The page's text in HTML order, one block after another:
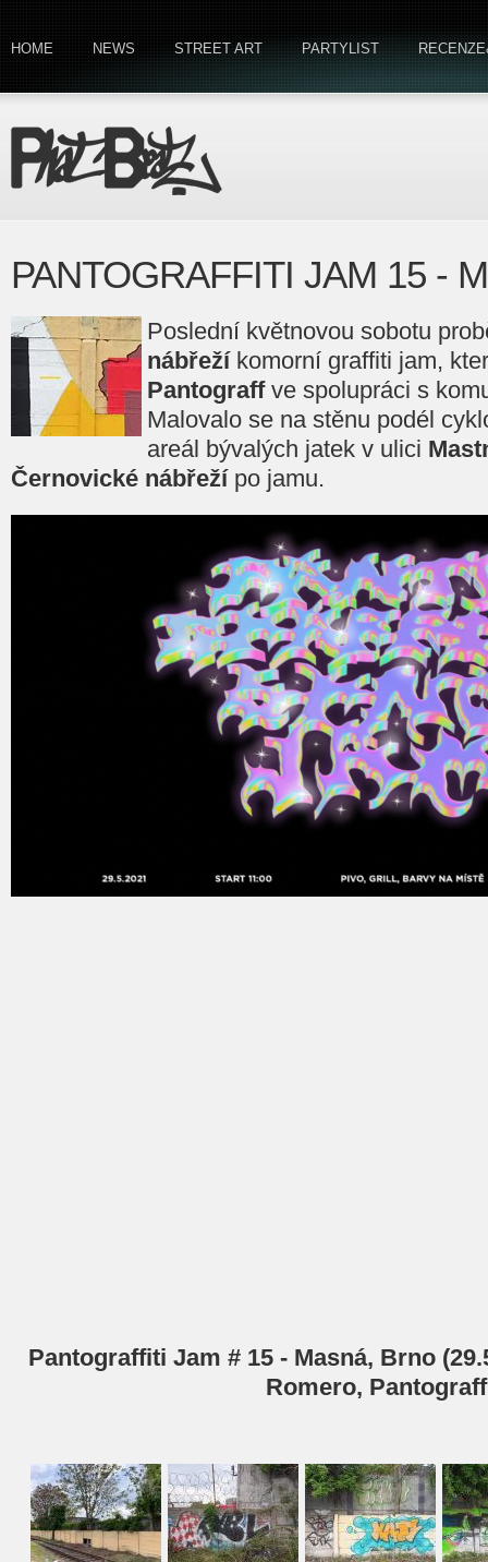
HOME NEWS STREET ART PARTYLIST
PANTOGRAFFITI JAM 15 -
Poslední květnovou sobotu
nábřežíkomorní graffiti jam,
Pantograffve spolupráci s
Malovalo se na stěnu podél
areál bývalých jatek v ulici
Černovické nábřežípo jamu.
Pantograffiti Jam # 15 - Masná, Brno
Romero, Pantograff